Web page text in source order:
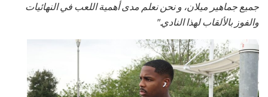
جميع جماهير ميلان، و نحن نعلم مدى أهمية اللعب في النهائيات
والفوز بالألقاب لهذا النادي."